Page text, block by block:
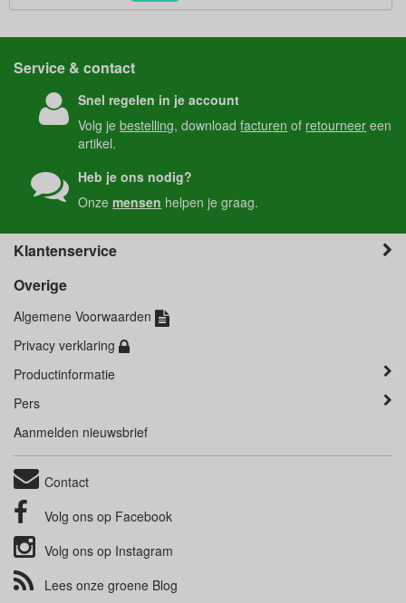
Service & contact
Snel regelen in je account
Volg jebestelling, downloadfacturen of retourneer een
artikel.
Heb je ons nodig?
Onzemensen helpen je graag.
Klantenservice
Overige
Algemene Voorwaarden
Privacy verklaring
Productinformatie
Pers
Aanmelden nieuwsbrief
Contact
Volg ons op Facebook
Volg ons op Instagram
Lees onze groene Blog